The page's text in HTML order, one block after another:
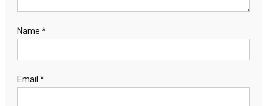
Name *
Email *